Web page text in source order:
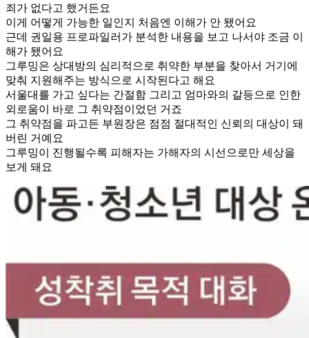
죄가 없다고 했거든요
이게 어떻게 가능한 일인지 처음엔 이해가 안 됐어요
근데 권일용 프로파일러가 분석한 내용을 보고 나서야 조금 이
해가 됐어요
그루밍은 상대방의 심리적으로 취약한 부분을 찾아서 거기에
맞춰 지원해주는 방식으로 시작된다고 해요
서울대를 가고 싶다는 간절함 그리고 엄마와의 갈등으로 인한
외로움이 바로 그 취약점이었던 거죠
그 취약점을 파고든 부원장은 점점 절대적인 신뢰의 대상이 돼
버린 거예요
그루밍이 진행될수록 피해자는 가해자의 시선으로만 세상을
보게 돼요